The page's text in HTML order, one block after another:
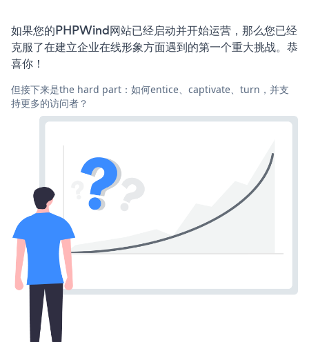
如果您的PHPWind网站已经启动并开始运营，那么您已经
克服了在建立企业在线形象方面遇到的第一个重大挑战。恭
喜你！
但接下来是the hard part：如何entice、captivate、turn，并支
持更多的访问者？